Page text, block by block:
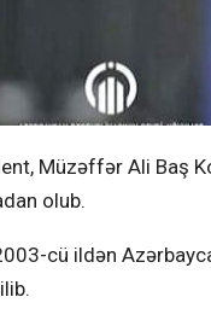
Müzəffər Ali Baş
olub.
cü ildən